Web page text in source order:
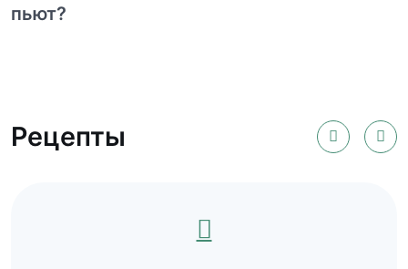
пьют?
Рецепты